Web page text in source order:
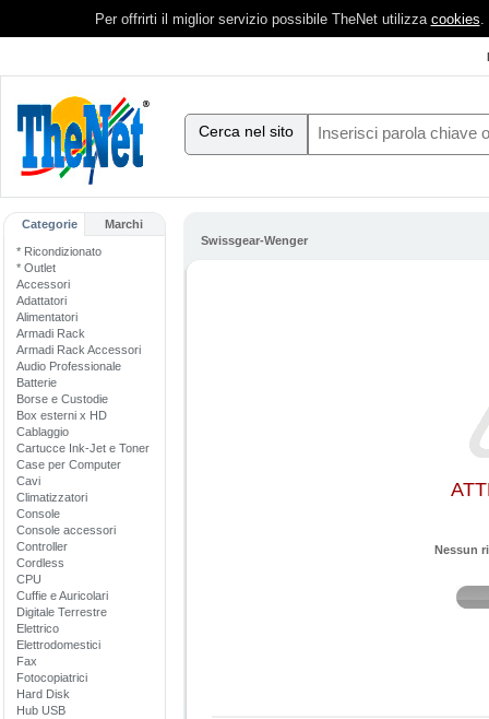
Per offrirti il miglior servizio possibile TheNet utilizza cookies.
Cerca nel sito
Categorie Marchi
* Ricondizionato
* Outlet
Accessori
Adattatori
Alimentatori
Armadi Rack
Armadi Rack Accessori
Audio Professionale
Batterie
Borse e Custodie
Box esterni x HD
Cablaggio
Cartucce Ink-Jet e Toner
Case per Computer
Cavi
Climatizzatori
Console
Console accessori
Controller
Cordless
CPU
Cuffie e Auricolari
Digitale Terrestre
Elettrico
Elettrodomestici
Fax
Fotocopiatrici
Hard Disk
Hub USB
Swissgear-Wenger
Nessun